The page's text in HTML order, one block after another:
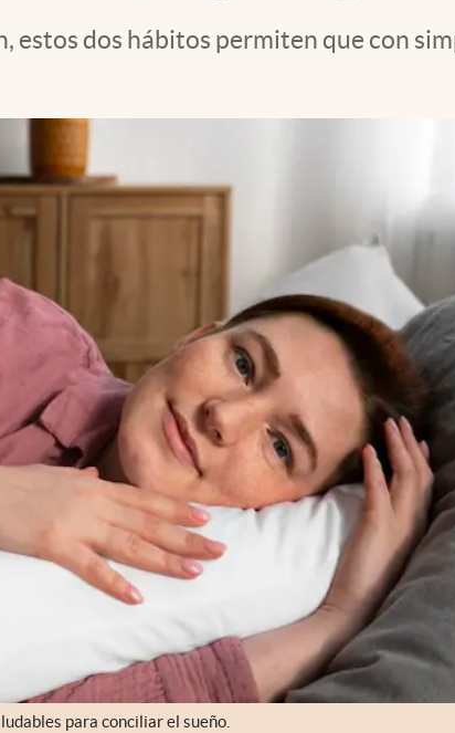
dos hábitos permiten que con
para conciliar el sueño.